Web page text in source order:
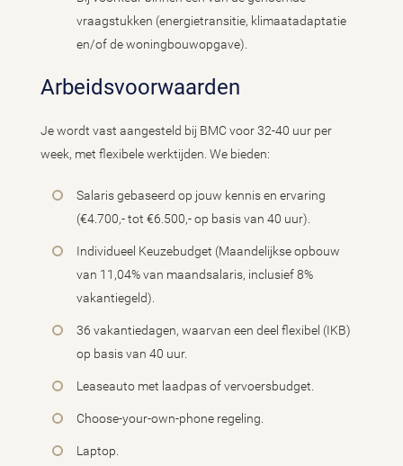
vraagstukken (energietransitie, klimaatadaptatie
en/of de woningbouwopgave).
Arbeidsvoorwaarden
Je wordt vast aangesteld bij BMC voor 32-40 uur per
week, met flexibele werktijden. We bieden:
Salaris gebaseerd op jouw kennis en ervaring
(€4.700,- tot €6.500,- op basis van 40 uur).
Individueel Keuzebudget (Maandelijkse opbouw
van 11,04% van maandsalaris, inclusief 8%
vakantiegeld).
36 vakantiedagen, waarvan een deel flexibel (IKB)
op basis van 40 uur.
Leaseauto met laadpas of vervoersbudget.
Choose-your-own-phone regeling.
Laptop.